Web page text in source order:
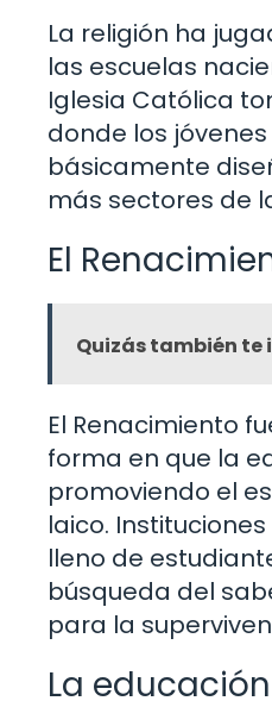
La religión ha
las escuelas
Iglesia Católica
donde los
básicamente
más sectores de
El
Quizás también te
El Renacimiento
forma en que la
promoviendo el
laico.
lleno de
búsqueda del
para la
La